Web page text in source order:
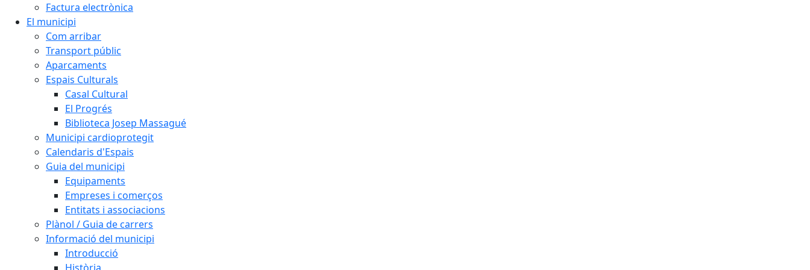
Factura electrònica
El municipi
Com arribar
Transport públic
Aparcaments
Espais Culturals
Casal Cultural
El Progrés
Biblioteca Josep Massagué
Municipi cardioprotegit
Calendaris d'Espais
Guia del municipi
Equipaments
Empreses i comerços
Entitats i associacions
Plànol / Guia de carrers
Informació del municipi
Introducció